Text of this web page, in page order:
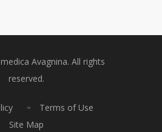
Avagnina. All rights
reserved.
Terms of Use
Site Map